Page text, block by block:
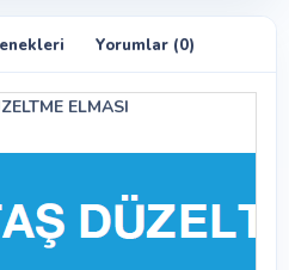
Yorumlar (0)
ELMASI